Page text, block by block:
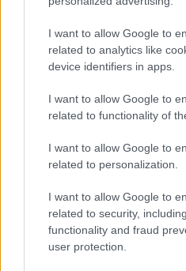
I want to allow Google to
related to analytics like
device identifiers in apps.
I want to allow Google to
related to functionality of
I want to allow Google to
related to personalization.
I want to allow Google to
related to security,
functionality and fraud
user protection.
Kettős mérföldkő
Olyan gyorsan telnek az
vettem, hogy lassan 14
cikkem itt, ezen a blogon